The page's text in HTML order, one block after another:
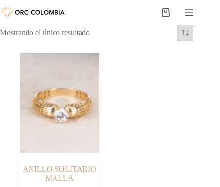
al
Carro
compra
Mostrando el único resultado
ANILLO SOLITARIO
MALLA